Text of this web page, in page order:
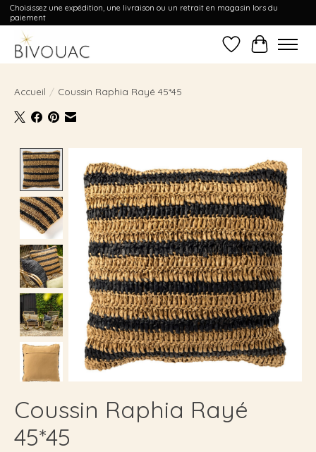
Choisissez une expédition, une livraison ou un retrait en magasin lors du
paiement
Liste dePanier
Accueil / Coussin Raphia Rayé 45*45
Coussin Raphia Rayé
45*45